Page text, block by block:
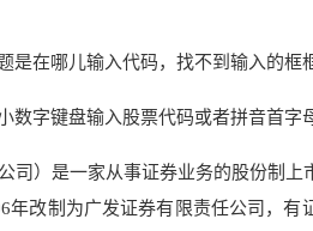
是在哪儿输入代码，找不到输入的框
字键盘输入股票代码或者拼音首字
司）是一家从事证券业务的股份制
年改制为广发证券有限责任公司，